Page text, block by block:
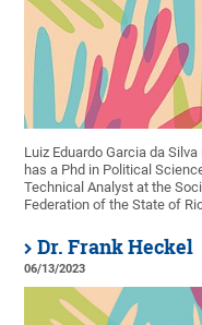
Luiz Eduardo Garcia da
has a Phd in Political
Technical Analyst at the
Federation of the State of
Dr. Frank Heckel
06/13/2023